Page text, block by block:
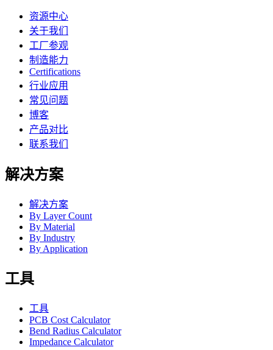
资源中心
关于我们
工厂参观
制造能力
Certifications
行业应用
常见问题
博客
产品对比
联系我们
解决方案
解决方案
By Layer Count
By Material
By Industry
By Application
工具
工具
PCB Cost Calculator
Bend Radius Calculator
Impedance Calculator